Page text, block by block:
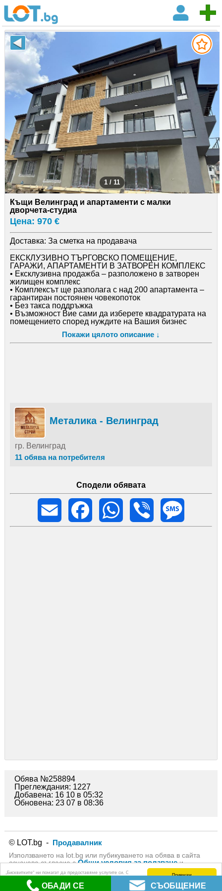
Приемам
„Бисквитките“ ни помагат да предоставяме услугите си. С
използването на услугите ни приемате, че можем да
използваме „бисквитки“.Научете повече (Политика за защита на личните данни)
1 / 11
Къщи Велинград и апартаменти с малки
дворчета-студиа
Цена: 970 €
Доставка: За сметка на продавача
ЕКСКЛУЗИВНО ТЪРГОВСКО ПОМЕЩЕНИЕ,
ГАРАЖИ, АПАРТАМЕНТИ В ЗАТВОРЕН КОМПЛЕКС
• Ексклузивна продажба – разположено в затворен
жилищен комплекс
• Комплексът ще разполага с над 200 апартамента –
гарантиран постоянен човекопоток
• Без такса поддръжка
• Възможност Вие сами да изберете квадратурата на
помещението според нуждите на Вашия бизнес
търговски и обслужващи дейности
• Осигурена пълна документация, съобразена с
– училище
– детска градина
– болница
– Billa (Била)
• Подходящо за целогодишно ползване
Покажи цялото описание ↓
Металика - Велинград
гр. Велинград
11 обява на потребителя
ОБАДИ СЕ СЪОБЩЕНИЕ
Сподели обявата
Email
Facebook WhatsApp Viber
Обява №258894
Преглеждания: 1227
Добавена: 16 10 в 05:32
Обновена: 23 07 в 08:36
© LOT.bg - Продавалник
Използването на lot.bg или пубикуването на обява в сайта
означава съгласие сОбщи условия за ползванеи
Политика за личните даннина lot.bg